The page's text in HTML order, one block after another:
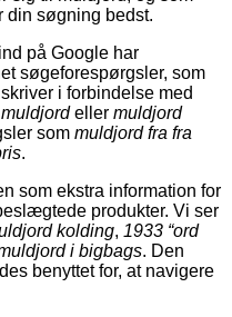
din søgning bedst.
på Google har
søgeforespørgsler, som
i forbindelse med
eller muldjord
som muldjord fra fra
.
som ekstra information for
produkter. Vi ser
kolding, 1933 “ord
i bigbags. Den
benyttet for, at navigere